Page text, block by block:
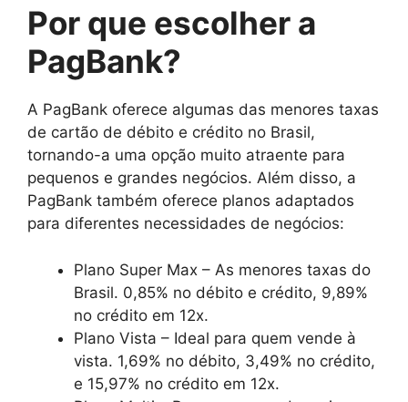
Por que escolher a
PagBank?
A PagBank oferece algumas das menores taxas
de cartão de débito e crédito no Brasil,
tornando-a uma opção muito atraente para
pequenos e grandes negócios. Além disso, a
PagBank também oferece planos adaptados
para diferentes necessidades de negócios:
Plano Super Max – As menores taxas do
Brasil. 0,85% no débito e crédito, 9,89%
no crédito em 12x.
Plano Vista – Ideal para quem vende à
vista. 1,69% no débito, 3,49% no crédito,
e 15,97% no crédito em 12x.